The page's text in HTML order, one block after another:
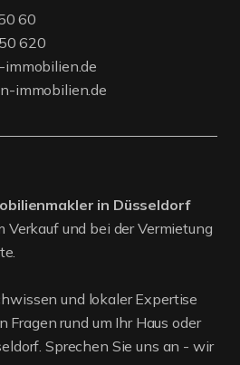
60
620
immobilien.de
immobilien.de
in Düsseldorf
und bei der Vermietung
und lokaler Expertise
Fragen rund um Ihr Haus oder
Sprechen Sie uns an - wir